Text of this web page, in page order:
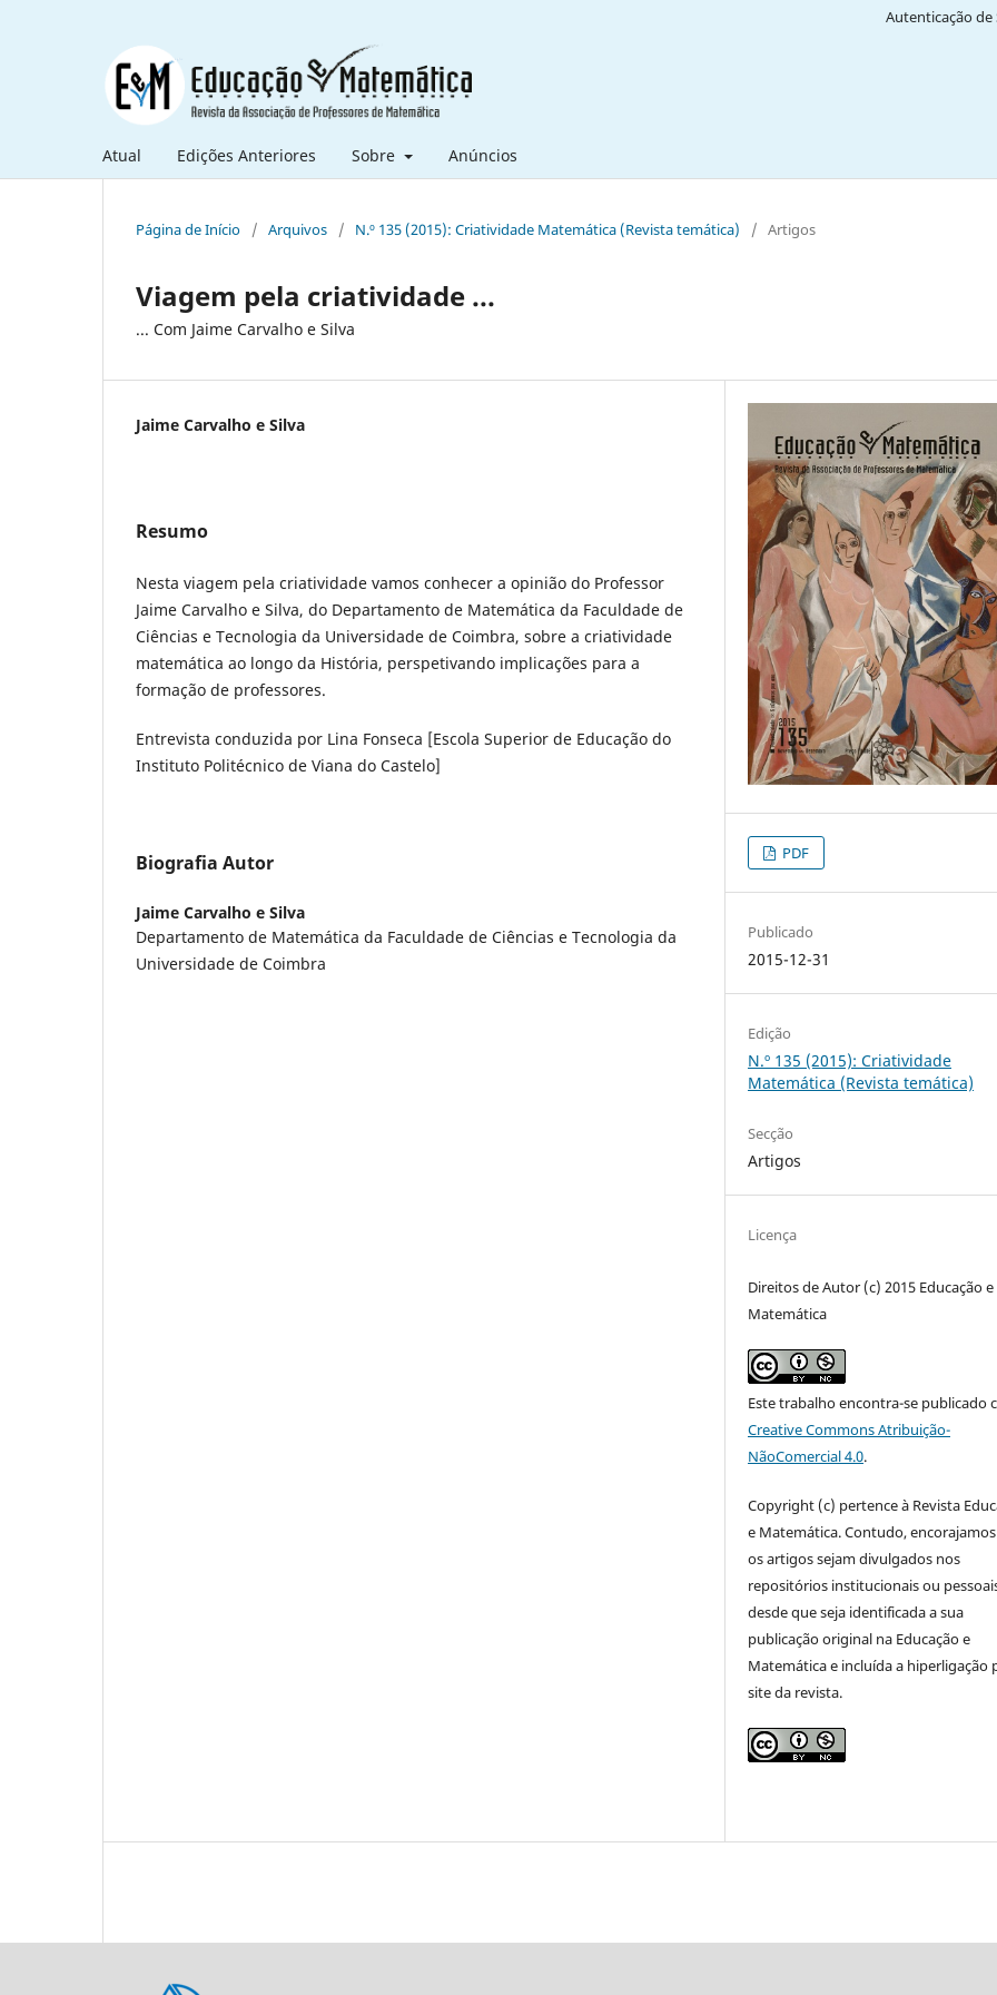
Atual Edições Anteriores Sobre Anúncios
Autenticação de
Página de Início / Arquivos / N.º 135 (2015): Criatividade Matemática (Revista temática) / Artigos
Viagem pela criatividade ...
... Com Jaime Carvalho e Silva
Jaime Carvalho e Silva
Resumo
Nesta viagem pela criatividade vamos conhecer a opinião do Professor
Jaime Carvalho e Silva, do Departamento de Matemática da Faculdade de
Ciências e Tecnologia da Universidade de Coimbra, sobre a criatividade
matemática ao longo da História, perspetivando implicações para a
formação de professores.
Entrevista conduzida por Lina Fonseca [Escola Superior de Educação do
Instituto Politécnico de Viana do Castelo]
Biografia Autor
Jaime Carvalho e Silva
Departamento de Matemática da Faculdade de Ciências e Tecnologia da
Universidade de Coimbra
PDF
Publicado
2015-12-31
Edição
N.º 135 (2015): Criatividade
Matemática (Revista temática)
Secção
Artigos
Licença
Direitos de Autor (c) 2015 Educação e
Matemática
Este trabalho encontra-se publicado
Creative Commons Atribuição-
NãoComercial 4.0.
Copyright (c) pertence à Revista
e Matemática. Contudo,
os artigos sejam divulgados nos
repositórios institucionais ou
desde que seja identificada a sua
publicação original na Educação e
Matemática e incluída a hiperligação
site da revista.